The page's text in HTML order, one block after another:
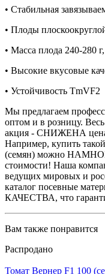
• Стабильная
• Плоды
• Масса плода 240-280
• Высокие вкусовые
• Устойчивость TmVF2
Мы предлагаем
оптом и в розницу.
акция - СНИЖЕНА цена
Например, купить
(семян) можно
стоимости! Наша
ведущих мировых и
каталог посевные
КАЧЕСТВА, что
Вам также понравится
Распродано
Томат Вернер F1 100